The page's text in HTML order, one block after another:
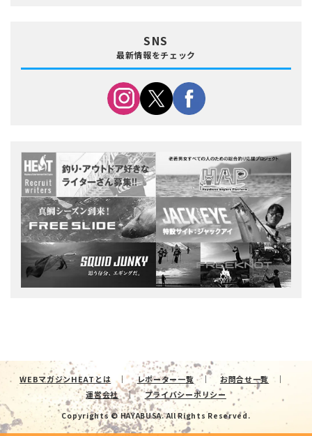
SNS
最新情報をチェック
WEBマガジンHEATとは レポーター一覧
お問合せ一覧
運営会社
プライバシーポリシー
Copyrights © HAYABUSA. All Rights Reserved.